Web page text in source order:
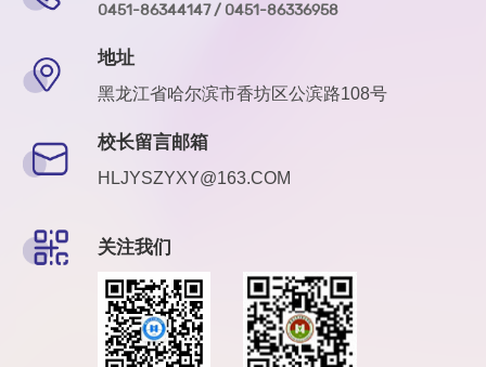
0451-86344147 / 0451-86336958
地址
黑龙江省哈尔滨市香坊区公滨路108号
校长留言邮箱
HLJYSZYXY@163.COM
关注我们